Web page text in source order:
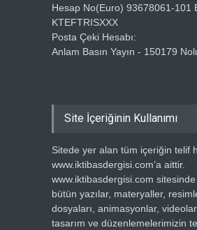
Hesap No(Euro) 93678061-101
KTEFTRISXXX
Posta Çeki Hesabı:
Anlam Basın Yayın - 150179
Site İçeriğinin Kullanımı
Sitede yer alan tüm içeriğin telif
www.iktibasdergisi.com’a aittir.
www.iktibasdergisi.com
bütün yazılar, materyaller,
dosyaları, animasyonlar,
tasarım ve düzenlemelerimizin